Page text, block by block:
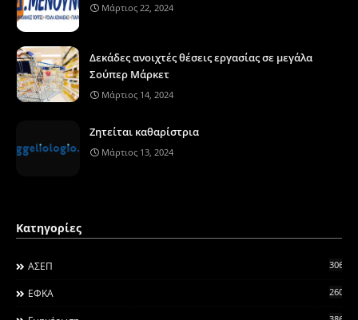
Μάρτιος 22, 2024
Δεκάδες ανοιχτές θέσεις εργασίας σε μεγάλα
Σούπερ Μάρκετ
Μάρτιος 14, 2024
Ζητείται καθαρίστρια
Μάρτιος 13, 2024
Κατηγορίες
ΑΣΕΠ 306
ΕΦΚΑ 260